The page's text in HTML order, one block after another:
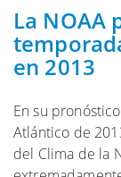
La NOAA
en 2013
En su
Atlántico de
del Clima de la